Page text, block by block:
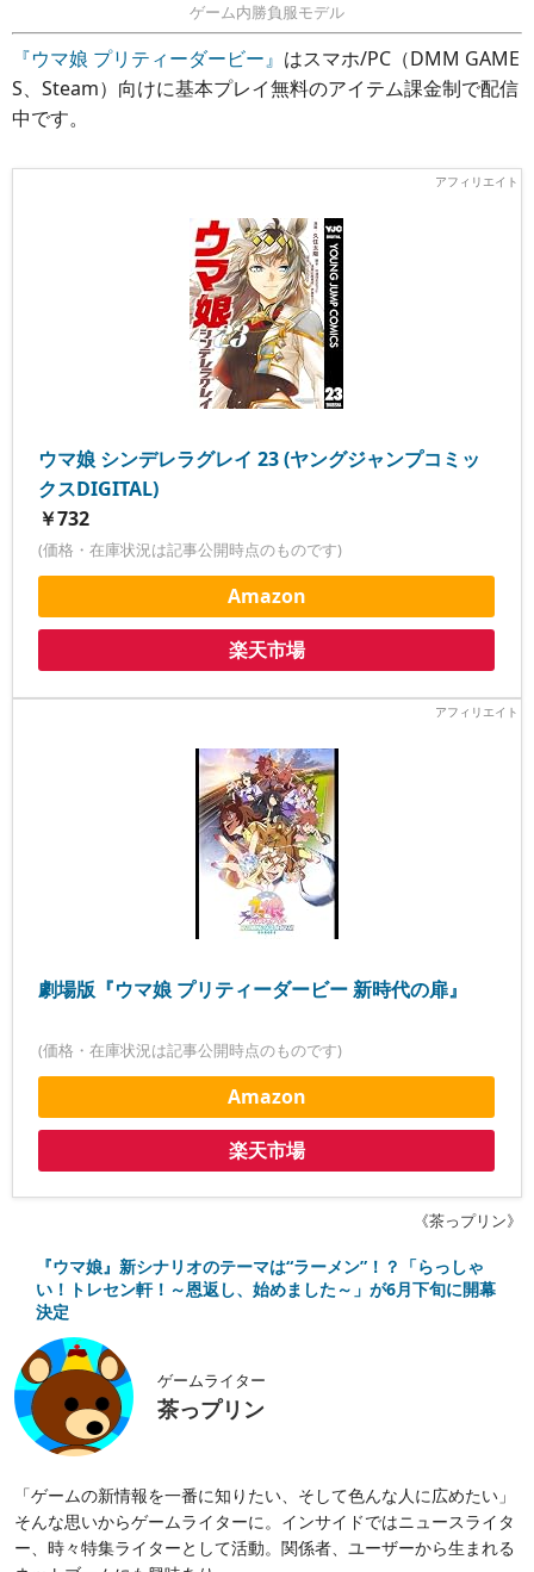
ゲーム内勝負服モデル
『ウマ娘 プリティーダービー』 はスマホ/PC（DMM GAME
S、Steam）向けに基本プレイ無料のアイテム課金制で配信
中です。
ウマ娘 シンデレラグレイ 23 (ヤングジャンプコミッ
クスDIGITAL)
￥732
(価格・在庫状況は記事公開時点のものです)
Amazon
楽天市場
劇場版『ウマ娘 プリティーダービー 新時代の扉』
(価格・在庫状況は記事公開時点のものです)
Amazon
楽天市場
《茶っプリン》
『ウマ娘』新シナリオのテーマは“ラーメン”！？「らっしゃ
い！トレセン軒！～恩返し、始めました～」が6月下旬に開幕
決定
ゲームライター
茶っプリン
「ゲームの新情報を一番に知りたい、そして色んな人に広めたい」
そんな思いからゲームライターに。インサイドではニュースライタ
ー、時々特集ライターとして活動。関係者、ユーザーから生まれる